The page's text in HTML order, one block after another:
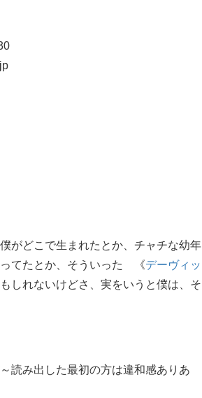
がどこで生まれたとか、チャチな幼年
ってたとか、そういった 《デーヴィッ
しれないけどさ、実をいうと僕は、そ
読み出した最初の方は違和感ありあ